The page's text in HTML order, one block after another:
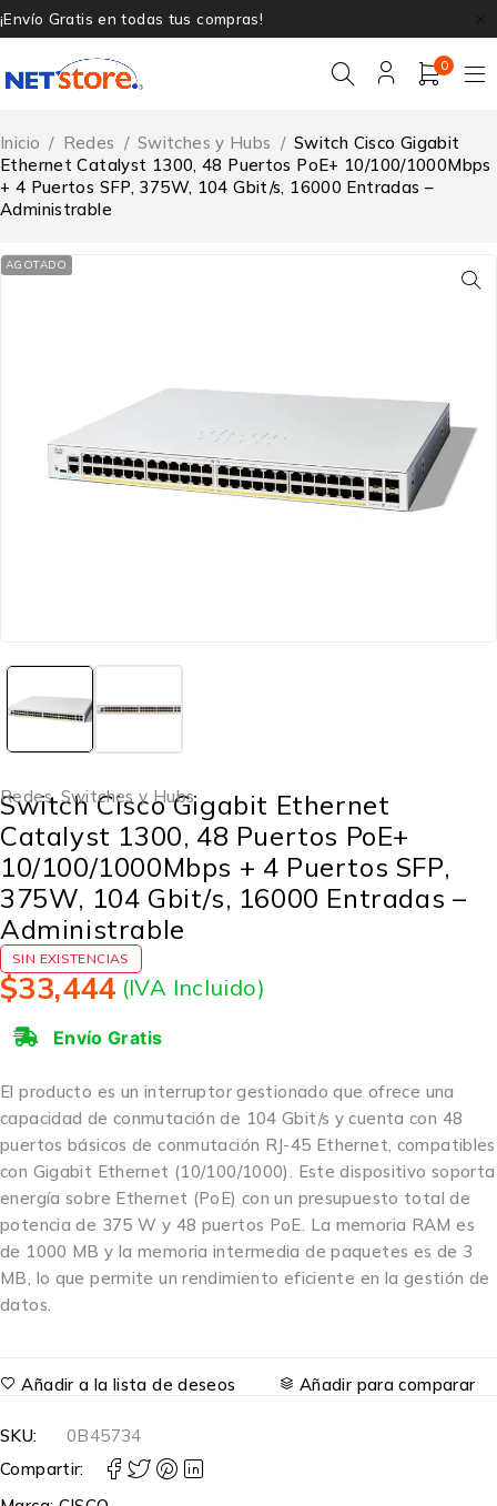
¡Envío Gratis en todas tus compras!
0
Inicio / Redes / Switches y Hubs / Switch Cisco Gigabit
Ethernet Catalyst 1300, 48 Puertos PoE+ 10/100/1000Mbps
+ 4 Puertos SFP, 375W, 104 Gbit/s, 16000 Entradas –
Administrable
AGOTADO
Redes,Switches y Hubs
Switch Cisco Gigabit Ethernet
Catalyst 1300, 48 Puertos PoE+
10/100/1000Mbps + 4 Puertos SFP,
375W, 104 Gbit/s, 16000 Entradas –
Administrable
SIN EXISTENCIAS
$33,444 (IVA Incluido)
Envío Gratis
El producto es un interruptor gestionado que ofrece una
capacidad de conmutación de 104 Gbit/s y cuenta con 48
puertos básicos de conmutación RJ-45 Ethernet, compatibles
con Gigabit Ethernet (10/100/1000). Este dispositivo soporta
energía sobre Ethernet (PoE) con un presupuesto total de
potencia de 375 W y 48 puertos PoE. La memoria RAM es
de 1000 MB y la memoria intermedia de paquetes es de 3
MB, lo que permite un rendimiento eficiente en la gestión de
datos.
Añadir a la lista de deseos Añadir para comparar
SKU:
0B45734
Compartir: